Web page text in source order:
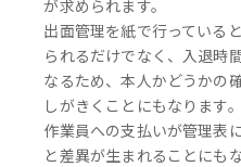
が求められます。
出面管理を紙で行っている
られるだけでなく、入退時
なるため、本人かどうかの
しがきくことにもなります。
作業員への支払いが管理表
と差異が生まれることにも